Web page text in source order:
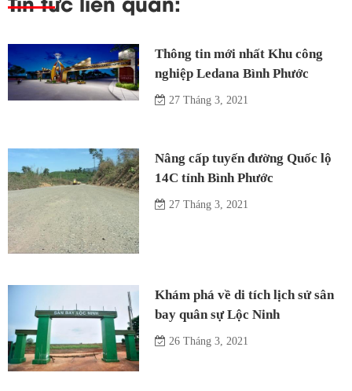
Thông tin mới nhất Khu công
nghiệp Ledana Bình Phước
27 Tháng 3, 2021
Nâng cấp tuyến đường Quốc lộ
14C tỉnh Bình Phước
27 Tháng 3, 2021
Khám phá về di tích lịch sử sân
bay quân sự Lộc Ninh
26 Tháng 3, 2021